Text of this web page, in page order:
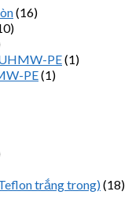
(16)
PE(1)
PE(1)
trắng trong)(18)